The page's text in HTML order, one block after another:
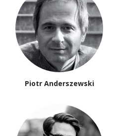
Piotr Anderszewski